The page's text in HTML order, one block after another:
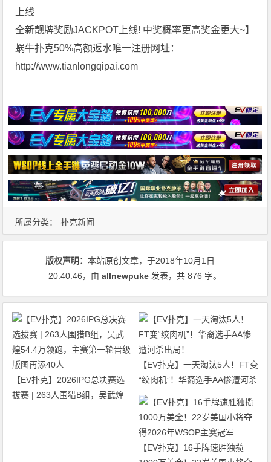
上线
全新靓牌奖励JACKPOT上线! 中奖概率更高奖金更大~】
蜗牛扑克50%高额返水唯一注册网址：
http://www.tianlongqipai.com
所属分类： 扑克新闻
版权声明：本站原创文章，于2018年10月1日
20:40:46，由allnewpuke 发表，共 876 字。
【EV扑克】2026IPG总决赛选
拔赛 | 263人围猎B组，吴武煌
【EV扑克】一天淘汰5人！FT变
“绞肉机”！华裔选手AA惨遭河杀
出局！
【EV扑克】16手牌速胜独揽